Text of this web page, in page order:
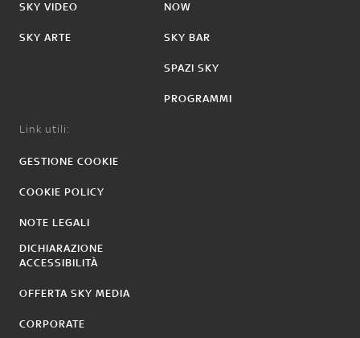
SKY VIDEO
SKY ARTE
NOW
SKY BAR
SPAZI SKY
PROGRAMMI
Link utili:
GESTIONE COOKIE
COOKIE POLICY
NOTE LEGALI
DICHIARAZIONE
ACCESSIBILITÀ
OFFERTA SKY MEDIA
CORPORATE